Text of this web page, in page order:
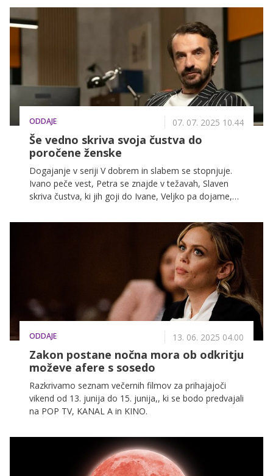
športnimi vrhunci se bo za vsakogar našlo nekaj.
Najlepše pa je, da bomo med prvimi gledali vse
novosti.
ODDAJE 07. 07. 2025 10.44
Še vedno skriva svoja čustva do
poročene ženske
Dogajanje v seriji V dobrem in slabem se stopnjuje.
Ivano peče vest, Petra se znajde v težavah, Slaven
skriva čustva, ki jih goji do Ivane, Veljko pa dojame,
razkrivamo v nadaljevanju.
ODDAJE 13. 06. 2025 04.00
Zakon postane nočna mora ob odkritju
moževe afere s sosedo
Razkrivamo seznam večernih filmov za prihajajoči
vikend od 13. junija do 15. junija,, ki se bodo predvajali
na POP TV, KANAL A in KINO.